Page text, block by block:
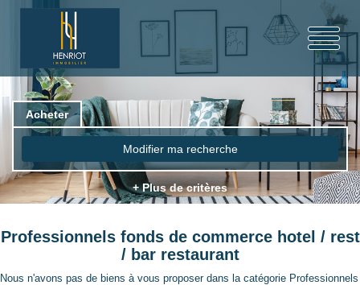
Acheter
Modifier ma recherche
+ Plus de critères
Professionnels fonds de commerce hotel / rest
/ bar restaurant
Nous n'avons pas de biens à vous proposer dans la catégorie Professionnels